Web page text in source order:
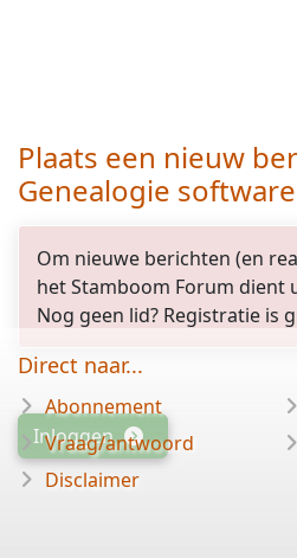
opgelost
Plaats een nieuw
Genealogie
Om nieuwe berichten (en
het Stamboom Forum dient
Nog geen lid? Registratie is
Inloggen
Direct naar...
Abonnement
Vraag/antwoord
Disclaimer